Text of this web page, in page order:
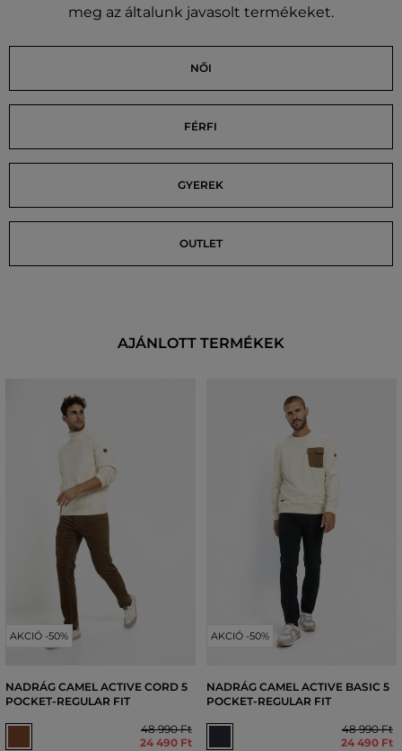
meg az általunk javasolt termékeket.
NŐI
FÉRFI
GYEREK
OUTLET
AJÁNLOTT TERMÉKEK
AKCIÓ -50%
NADRÁG CAMEL ACTIVE CORD 5
POCKET-REGULAR FIT
48 990 Ft
24 490 Ft
AKCIÓ -50%
NADRÁG CAMEL ACTIVE BASIC 5
POCKET-REGULAR FIT
48 990 Ft
24 490 Ft